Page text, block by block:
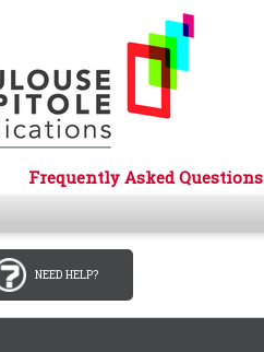
Frequently Asked Questions
NEED HELP?